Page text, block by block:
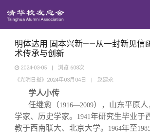
西南联大校友会
义工计划
新媒体平台
青春风采
校友文苑
校友讲坛
校友视界
明体达用 固本兴新——从一封新见信
术传承与创新
2024-03-05 | 浏览 608次
《光明日报》2024年03月04日
| 赵建永
学人小传
任继愈（1916—2009），山东平原
学家、历史学家。
1941年研究生毕业于
教于西南联大、北京大学。
1964年至